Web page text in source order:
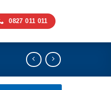
0827 011 011